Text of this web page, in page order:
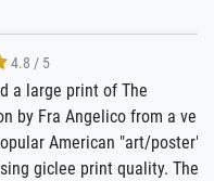
The
from a very
"art/poster"
quality. The